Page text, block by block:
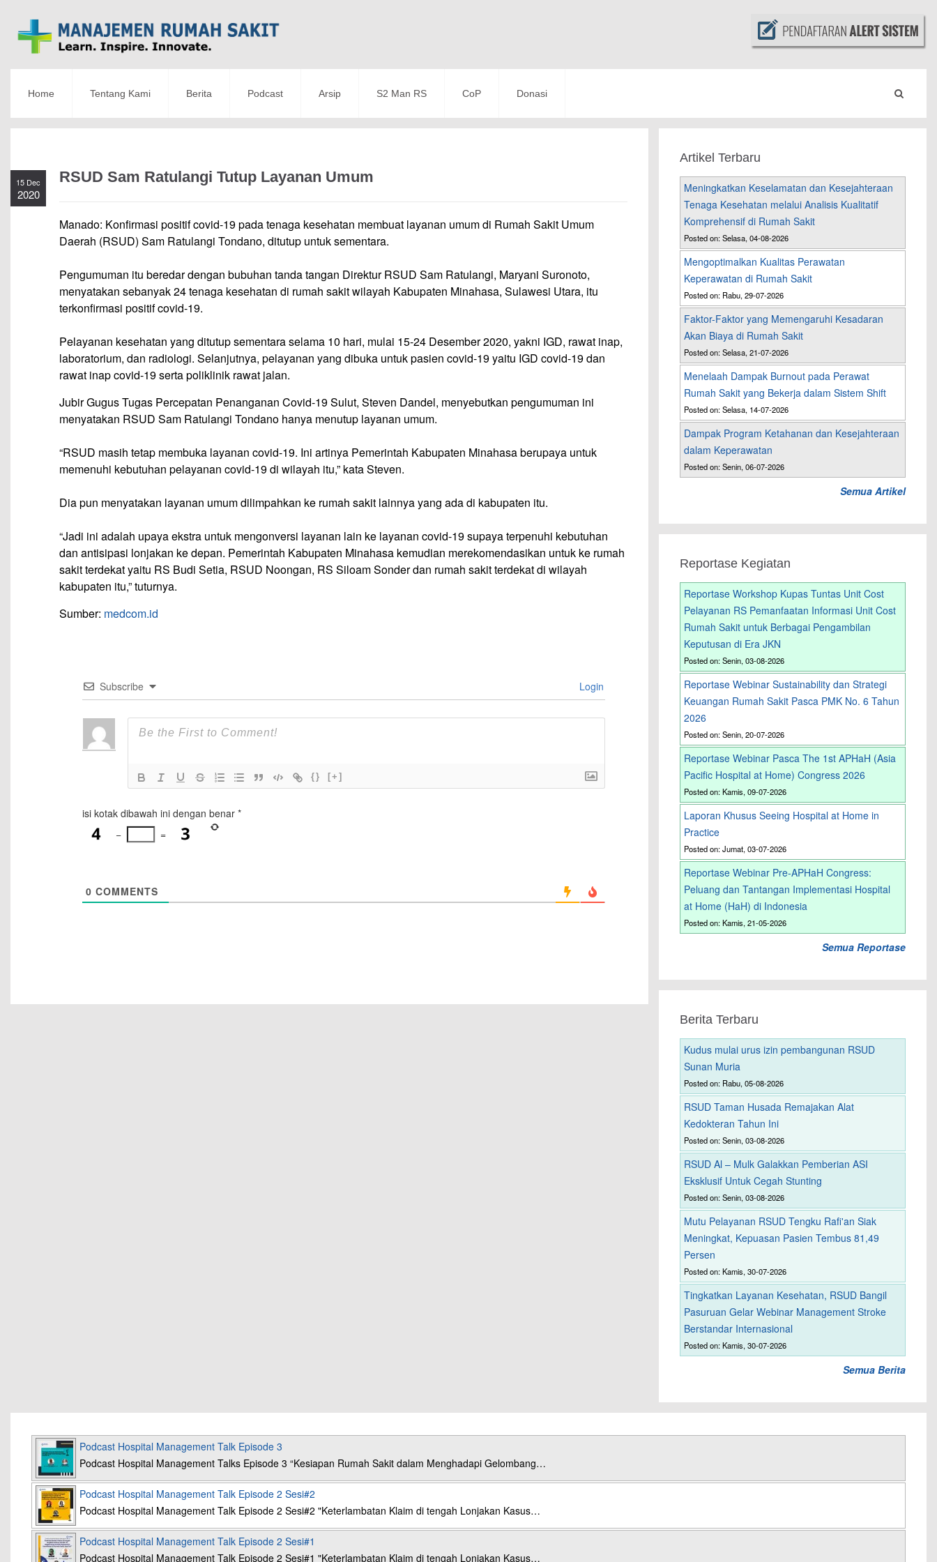
Home Tentang Kami Berita Podcast Arsip S2 Man RS CoP Donasi
15 Dec
2020
RSUD Sam Ratulangi Tutup Layanan Umum
Manado: Konfirmasi positif covid-19 pada tenaga kesehatan membuat layanan umum di Rumah Sakit Umum
Daerah (RSUD) Sam Ratulangi Tondano, ditutup untuk sementara.
Pengumuman itu beredar dengan bubuhan tanda tangan Direktur RSUD Sam Ratulangi, Maryani Suronoto,
menyatakan sebanyak 24 tenaga kesehatan di rumah sakit wilayah Kabupaten Minahasa, Sulawesi Utara, itu
terkonfirmasi positif covid-19.
Pelayanan kesehatan yang ditutup sementara selama 10 hari, mulai 15-24 Desember 2020, yakni IGD, rawat inap,
laboratorium, dan radiologi. Selanjutnya, pelayanan yang dibuka untuk pasien covid-19 yaitu IGD covid-19 dan
rawat inap covid-19 serta poliklinik rawat jalan.
Jubir Gugus Tugas Percepatan Penanganan Covid-19 Sulut, Steven Dandel, menyebutkan pengumuman ini
menyatakan RSUD Sam Ratulangi Tondano hanya menutup layanan umum.
“RSUD masih tetap membuka layanan covid-19. Ini artinya Pemerintah Kabupaten Minahasa berupaya untuk
memenuhi kebutuhan pelayanan covid-19 di wilayah itu,” kata Steven.
Dia pun menyatakan layanan umum dilimpahkan ke rumah sakit lainnya yang ada di kabupaten itu.
“Jadi ini adalah upaya ekstra untuk mengonversi layanan lain ke layanan covid-19 supaya terpenuhi kebutuhan
dan antisipasi lonjakan ke depan. Pemerintah Kabupaten Minahasa kemudian merekomendasikan untuk ke rumah
sakit terdekat yaitu RS Budi Setia, RSUD Noongan, RS Siloam Sonder dan rumah sakit terdekat di wilayah
kabupaten itu,” tuturnya.
Sumber: medcom.id
Subscribe Login
{} [+]
isi kotak dibawah ini dengan benar*
−
=
0 COMMENTS
Artikel Terbaru
Meningkatkan Keselamatan dan Kesejahteraan
Tenaga Kesehatan melalui Analisis Kualitatif
Komprehensif di Rumah Sakit
Posted on: Selasa, 04-08-2026
Mengoptimalkan Kualitas Perawatan
Keperawatan di Rumah Sakit
Posted on: Rabu, 29-07-2026
Faktor-Faktor yang Memengaruhi Kesadaran
Akan Biaya di Rumah Sakit
Posted on: Selasa, 21-07-2026
Menelaah Dampak Burnout pada Perawat
Rumah Sakit yang Bekerja dalam Sistem Shift
Posted on: Selasa, 14-07-2026
Dampak Program Ketahanan dan Kesejahteraan
dalam Keperawatan
Posted on: Senin, 06-07-2026
Semua Artikel
Reportase Kegiatan
Reportase Workshop Kupas Tuntas Unit Cost
Pelayanan RS Pemanfaatan Informasi Unit Cost
Rumah Sakit untuk Berbagai Pengambilan
Keputusan di Era JKN
Posted on: Senin, 03-08-2026
Reportase Webinar Sustainability dan Strategi
Keuangan Rumah Sakit Pasca PMK No. 6 Tahun
2026
Posted on: Senin, 20-07-2026
Reportase Webinar Pasca The 1st APHaH (Asia
Pacific Hospital at Home) Congress 2026
Posted on: Kamis, 09-07-2026
Laporan Khusus Seeing Hospital at Home in
Practice
Posted on: Jumat, 03-07-2026
Reportase Webinar Pre-APHaH Congress:
Peluang dan Tantangan Implementasi Hospital
at Home (HaH) di Indonesia
Posted on: Kamis, 21-05-2026
Semua Reportase
Berita Terbaru
Kudus mulai urus izin pembangunan RSUD
Sunan Muria
Posted on: Rabu, 05-08-2026
RSUD Taman Husada Remajakan Alat
Kedokteran Tahun Ini
Posted on: Senin, 03-08-2026
RSUD Al – Mulk Galakkan Pemberian ASI
Eksklusif Untuk Cegah Stunting
Posted on: Senin, 03-08-2026
Mutu Pelayanan RSUD Tengku Rafi'an Siak
Meningkat, Kepuasan Pasien Tembus 81,49
Persen
Posted on: Kamis, 30-07-2026
Tingkatkan Layanan Kesehatan, RSUD Bangil
Pasuruan Gelar Webinar Management Stroke
Berstandar Internasional
Posted on: Kamis, 30-07-2026
Semua Berita
Podcast Hospital Management Talk Episode 3
Podcast Hospital Management Talks Episode 3 “Kesiapan Rumah Sakit dalam Menghadapi Gelombang…
Podcast Hospital Management Talk Episode 2 Sesi#2
Podcast Hospital Management Talk Episode 2 Sesi#2 "Keterlambatan Klaim di tengah Lonjakan Kasus…
Podcast Hospital Management Talk Episode 2 Sesi#1
Podcast Hospital Management Talk Episode 2 Sesi#1 "Keterlambatan Klaim di tengah Lonjakan Kasus…